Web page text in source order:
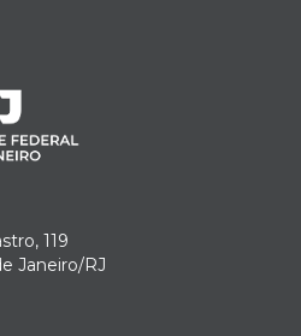
119
Janeiro/RJ